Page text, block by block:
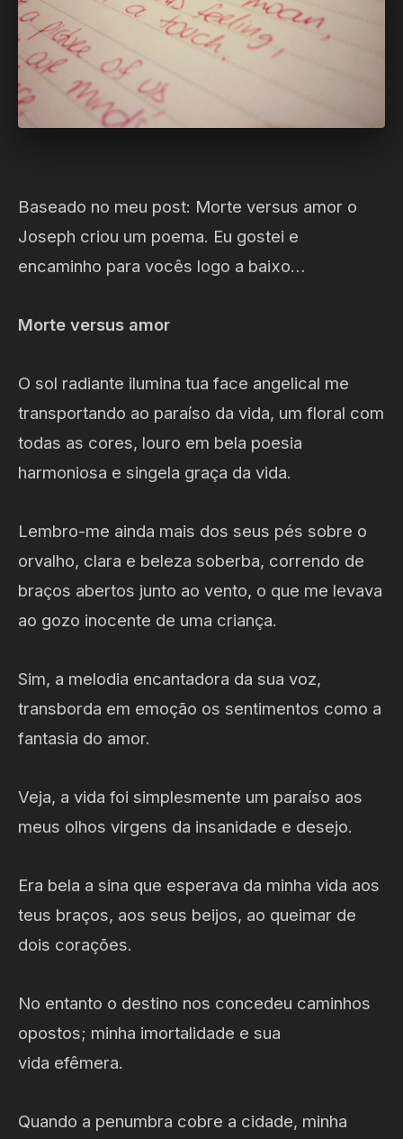
Baseado no meu post: Morte versus amor o
Joseph criou um poema. Eu gostei e
encaminho para vocês logo a baixo…
Morte versus amor
O sol radiante ilumina tua face angelical me
transportando ao paraíso da vida, um floral com
todas as cores, louro em bela poesia
harmoniosa e singela graça da vida.
Lembro-me ainda mais dos seus pés sobre o
orvalho, clara e beleza soberba, correndo de
braços abertos junto ao vento, o que me levava
ao gozo inocente de uma criança.
Sim, a melodia encantadora da sua voz,
transborda em emoção os sentimentos como a
fantasia do amor.
Veja, a vida foi simplesmente um paraíso aos
meus olhos virgens da insanidade e desejo.
Era bela a sina que esperava da minha vida aos
teus braços, aos seus beijos, ao queimar de
dois corações.
No entanto o destino nos concedeu caminhos
opostos; minha imortalidade e sua
vida efêmera.
Quando a penumbra cobre a cidade, minha